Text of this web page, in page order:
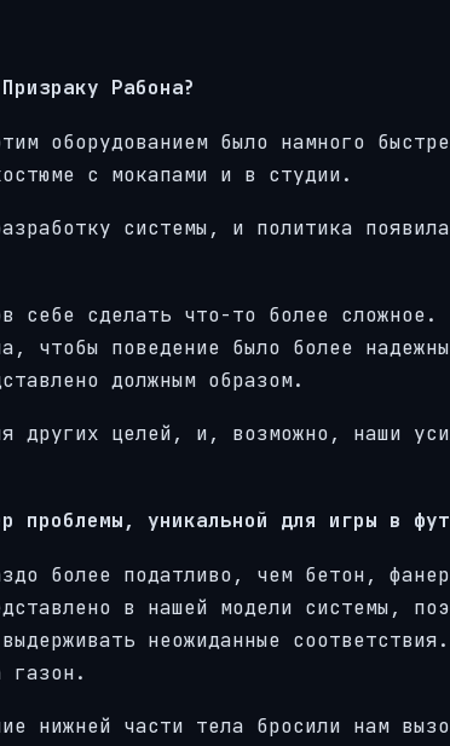
Рабона?
оборудованием было намного
с мокапами и в студии.
системы, и политика
себе сделать что-то более сложное.
чтобы поведение было более
должным образом.
других целей, и, возможно, наши
проблемы, уникальной для игры в
более податливо, чем бетон,
в нашей модели системы,
неожиданные
газон.
нижней части тела бросили нам